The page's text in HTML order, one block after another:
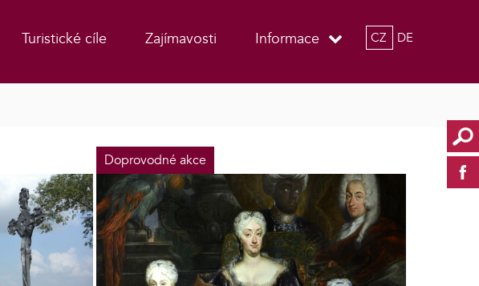
Turistické cíle Zajímavosti Informace CZ DE
Doprovodné akce